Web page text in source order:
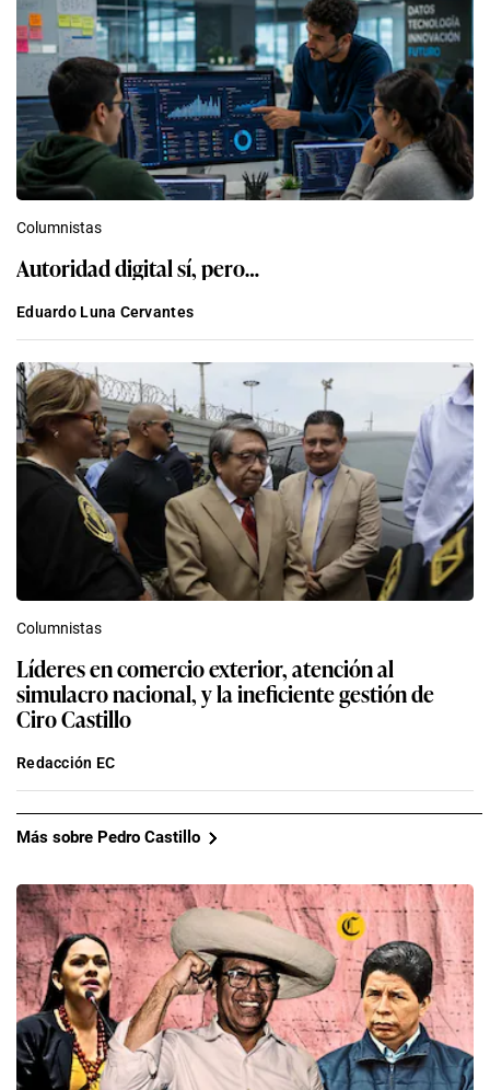
Columnistas
Autoridad digital sí, pero…
Eduardo Luna Cervantes
Columnistas
Líderes en comercio exterior, atención al
simulacro nacional, y la ineficiente gestión de
Ciro Castillo
Redacción EC
Más sobre Pedro Castillo